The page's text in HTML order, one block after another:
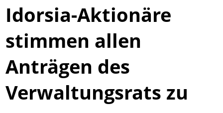
Idorsia-Aktionäre
stimmen allen
Anträgen des
Verwaltungsrats zu